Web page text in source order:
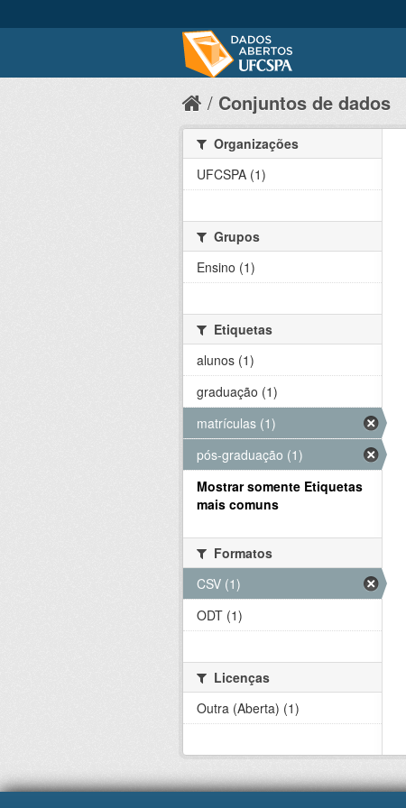
Conjuntos de dados
Organizações
UFCSPA (1)
Grupos
Ensino (1)
Etiquetas
alunos (1)
graduação (1)
matrículas (1)
pós-graduação (1)
Mostrar somente Etiquetas
mais comuns
Formatos
CSV (1)
ODT (1)
Licenças
Outra (Aberta) (1)